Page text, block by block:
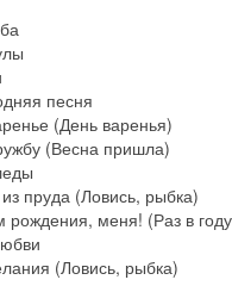
песня
(День варенья)
(Весна пришла)
пруда (Ловись, рыбка)
меня! (Раз в
(Ловись, рыбка)